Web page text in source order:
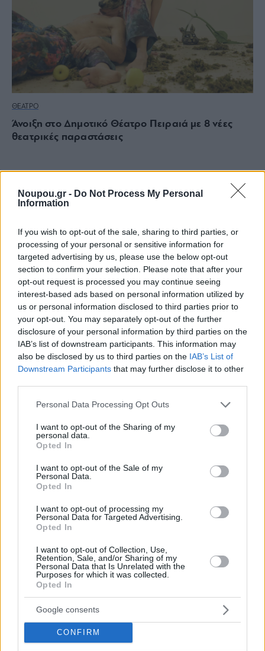
Noupou.gr - Do Not Process My Personal
Information
If you wish to opt-out of the sale, sharing to third parties, or
processing of your personal or sensitive information for
targeted advertising by us, please use the below opt-out
section to confirm your selection. Please note that after your
opt-out request is processed you may continue seeing
interest-based ads based on personal information utilized by
us or personal information disclosed to third parties prior to
your opt-out. You may separately opt-out of the further
disclosure of your personal information by third parties on the
IAB’s list of downstream participants. This information may
also be disclosed by us to third parties on the IAB’s List of
Downstream Participants that may further disclose it to other
Please note that this website/app uses one or more Google
not limited to your visit or usage behaviour. You may click to
grant or deny consent to Google and its third-party tags to
use your data for below specified purposes in below Google
consent section.
Personal Data Processing Opt Outs
I want to opt-out of the Sharing of my
personal data.
Opted In
I want to opt-out of the Sale of my
Personal Data.
Opted In
I want to opt-out of processing my
Personal Data for Targeted Advertising.
Opted In
I want to opt-out of Collection, Use,
Retention, Sale, and/or Sharing of my
Personal Data that Is Unrelated with the
Purposes for which it was collected.
Opted In
Google consents
CONFIRM
ΘΕΑΤΡΟ
Άνοιξη στο Δημοτικό Θέατρο Πειραιά με 8 νέες
θεατρικές παραστάσεις
ΘΕΑΤΡΟ
Η «Οικογένεια Άνταμς» ξανά στο Θέατρο Βέμπο:
Το πολυβραβευμένο μιούζικαλ επέστρεψε στην